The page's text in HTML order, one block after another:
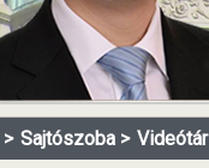
Sajtószoba Videótár